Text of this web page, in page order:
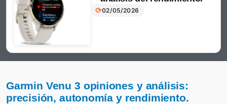
⟳02/05/2026
Garmin Venu 3 opiniones y análisis:
precisión, autonomía y rendimiento.